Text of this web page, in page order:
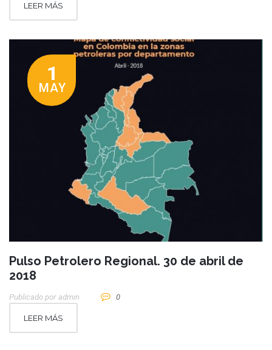
LEER MÁS
1
MAY
Pulso Petrolero Regional. 30 de abril de
2018
Publicado por Admin 0
LEER MÁS